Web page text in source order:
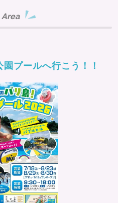
Area
プールへ行こう！！